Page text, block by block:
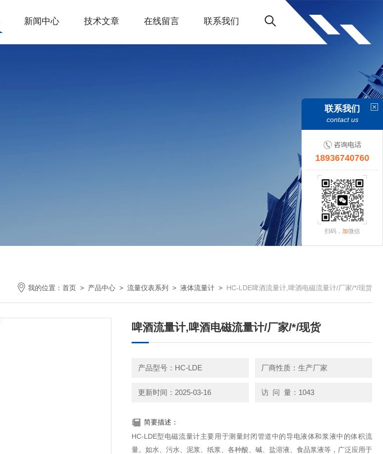
新闻中心 技术文章 在线留言 联系我们
我的位置： 首页 > 产品中心 > 流量仪表系列 > 液体流量计 > HC-LDE啤酒流量计,啤酒电磁流量计/厂家/*/现货
啤酒流量计,啤酒电磁流量计/厂家/*/现货
产品型号：HC-LDE 厂商性质：生产厂家
更新时间：2025-03-16 访 问 量：1043
简要描述：
HC-LDE型电磁流量计主要用于测量封闭管道中的导电液体和浆液中的体积流
量。如水、污水、泥浆、纸浆、各种酸、碱、盐溶液、食品浆液等，广泛应用于
联系我们
contact us
咨询电话
18936740760
扫码， 加微信